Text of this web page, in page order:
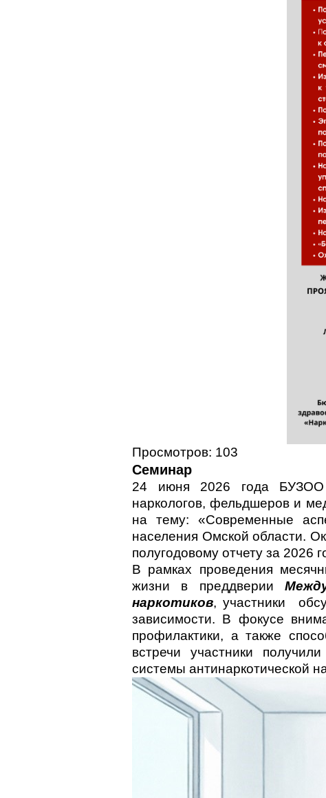
Просмотров: 103
Семинар
24 июня 2026 года БУЗОО
наркологов, фельдшеров и
на тему: «Современные
населения Омской области.
полугодовому отчету за 2026
В рамках проведения
жизни в преддверии
наркотиков, участники
зависимости. В фокусе
профилактики, а также
встречи участники
системы антинаркотической